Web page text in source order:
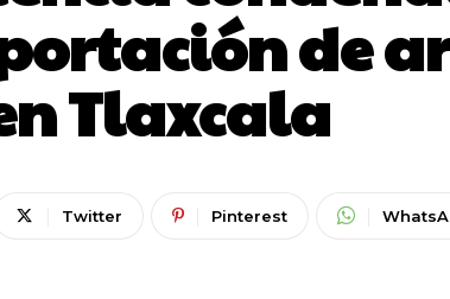
de
Tlaxcala
Twitter Pinterest